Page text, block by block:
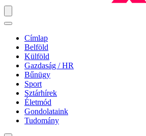
Címlap
Belföld
Külföld
Gazdaság / HR
Bűnügy
Sport
Sztárhírek
Életmód
Gondolataink
Tudomány